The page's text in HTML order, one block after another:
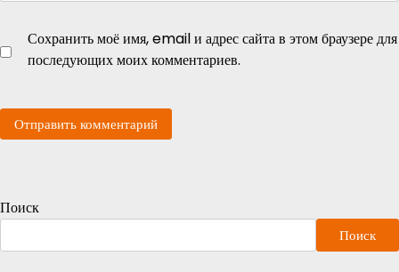
Сохранить моё имя, email и адрес сайта в этом браузере для
последующих моих комментариев.
Поиск
Поиск